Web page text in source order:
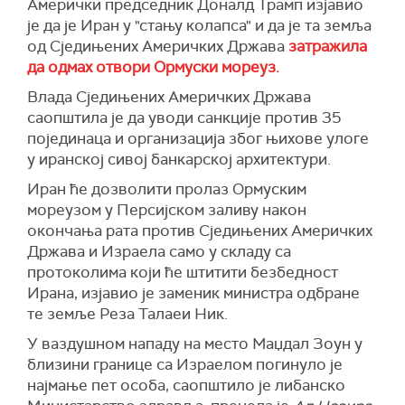
позивајући Израел да омогући несметан
приступ помоћи и рад хуманитарних
организација, укључујући и Агенцију УН за
помоћ и рад са палестинским избеглицама на
Блиском истоку.
У саопштењу се осуђују и једностране акције
Израела на Западној обали, које је
Међународни суд правде оценио
незаконитим, као и насиље досељеника над
палестинским цивилима.
ЕУ је, такође, најавила наставак рада на
рестриктивним мерама против одговорних
актера.
Унија је поновила и посвећеност постизању
трајног мира кроз решење о две државе, у
којем би Израел и Палестина коегзистирали у
сигурним и признатим границама, уз подршку
Подсетио је и да ни међународне
стабилизационе снаге још нису распоређене у
Гази, додајући да је од прекида ватре између
Израела и палестинског покрета Хамас 10.
октобра прошле године, "800 Палестинаца
убијено".
"Наша сурова предвиђања су се остварила.
Сведоци смо покушаја да се Палестинци
буквално поткупе атрактивним пословним
пројектима у стилу 'Нове Газе', уместо да се
позабавимо сложеним политичким питањем
стварања сопствене независне палестинске
државе са главним градом у Источном
Јерусалиму и на основу граница из 1967.
године", рекао је Небензја.
Представници 19 земаља потписали су 22.
јануара Повељу Одбора за мир, који је на
предлог америчког председника Доналда
раде мало на Блиском истоку и иде им веома
добро".
"Војно смо победили противника и никада му
нећемо дозволити, Чарлс се слаже са мном
чак и више него ја, да има нуклеарно оружје",
рекао је Трамп.
(Reuters)
Амерички председник Доналд Трамп изјавио
је да је Иран у "стању колапса" и да је та земља
од Сједињених Америчких Држава затражила
да одмах отвори Ормуски мореуз.
Влада Сједињених Америчких Држава
саопштила је да уводи санкције против 35
појединаца и организација због њихове улоге
у иранској сивој банкарској архитектури.
Иран ће дозволити пролаз Ормуским
мореузом у Персијском заливу након
окончања рата против Сједињених Америчких
Држава и Израела само у складу са
протоколима који ће штитити безбедност
Ирана, изјавио је заменик министра одбране
те земље Реза Талаеи Ник.
У ваздушном нападу на место Маџдал Зоун у
близини границе са Израелом погинуло је
најмање пет особа, саопштило је либанско